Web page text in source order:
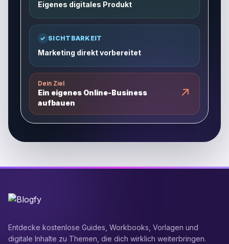
Eigenes digitales Produkt
✓ SICHTBARKEIT
Marketing direkt vorbereitet
Dein Ziel
Ein eigenes Online-Business
aufbauen
↗
Entdecke kostenlose Guides, Workbooks, Vorlagen und
digitale Inhalte zu Themen, die dich wirklich weiterbringen.